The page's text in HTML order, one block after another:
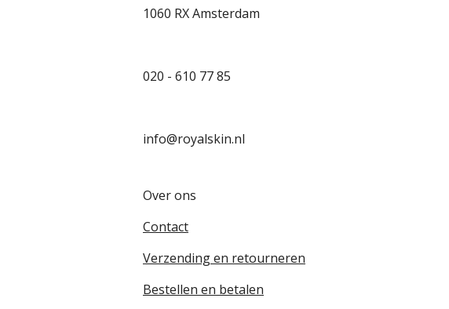
1060 RX Amsterdam
020 - 610 77 85
info@royalskin.nl
Over ons
Contact
Verzending en retourneren
Bestellen en betalen